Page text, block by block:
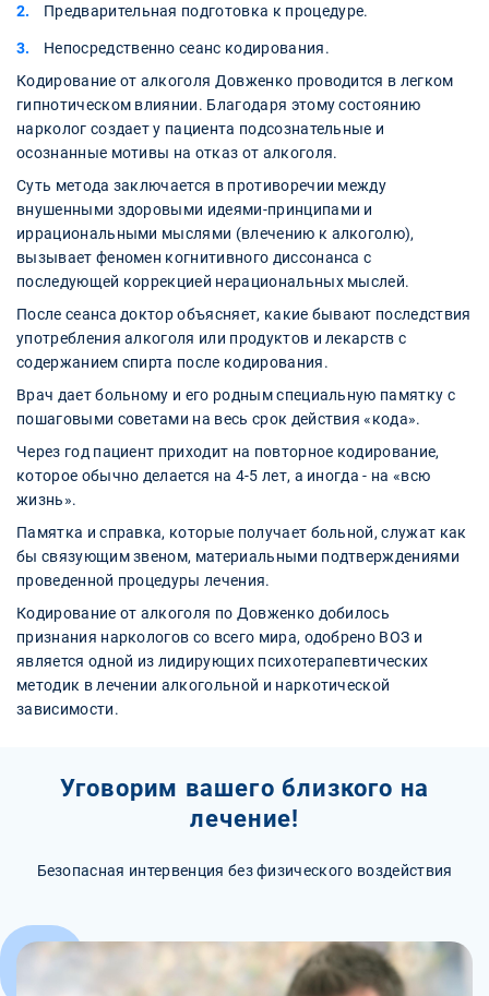
Предварительная подготовка к процедуре.
Непосредственно сеанс кодирования.
Кодирование от алкоголя Довженко проводится в легком
гипнотическом влиянии. Благодаря этому состоянию
нарколог создает у пациента подсознательные и
осознанные мотивы на отказ от алкоголя.
Суть метода заключается в противоречии между
внушенными здоровыми идеями-принципами и
иррациональными мыслями (влечению к алкоголю),
вызывает феномен когнитивного диссонанса с
последующей коррекцией нерациональных мыслей.
После сеанса доктор объясняет, какие бывают последствия
употребления алкоголя или продуктов и лекарств с
содержанием спирта после кодирования.
Врач дает больному и его родным специальную памятку с
пошаговыми советами на весь срок действия «кода».
Через год пациент приходит на повторное кодирование,
которое обычно делается на 4-5 лет, а иногда - на «всю
жизнь».
Памятка и справка, которые получает больной, служат как
бы связующим звеном, материальными подтверждениями
проведенной процедуры лечения.
Кодирование от алкоголя по Довженко добилось
признания наркологов со всего мира, одобрено ВОЗ и
является одной из лидирующих психотерапевтических
методик в лечении алкогольной и наркотической
зависимости.
Уговорим вашего близкого на
лечение!
Безопасная интервенция без физического воздействия